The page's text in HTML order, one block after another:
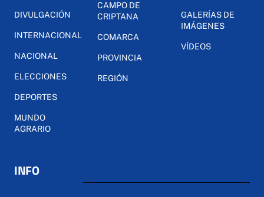
DIVULGACIÓN
INTERNACIONAL
NACIONAL
ELECCIONES
DEPORTES
MUNDO
AGRARIO
CAMPO DE
CRIPTANA
COMARCA
PROVINCIA
REGIÓN
GALERÍAS DE
IMÁGENES
VÍDEOS
INFO